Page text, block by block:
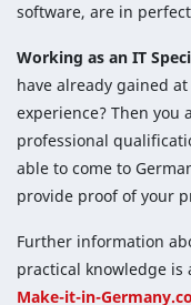
software, are in
Working as an IT
have already gained
experience? Then you
professional
able to come to
provide proof of your
Further information
practical knowledge is
Make-it-in-